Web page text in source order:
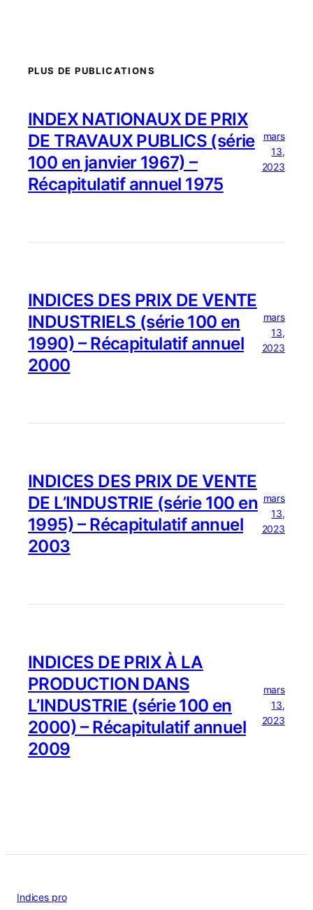
PLUS DE PUBLICATIONS
INDEX NATIONAUX DE PRIX
DE TRAVAUX PUBLICS (série
100 en janvier 1967) –
Récapitulatif annuel 1975
mars
13,
2023
INDICES DES PRIX DE VENTE
INDUSTRIELS (série 100 en
1990) – Récapitulatif annuel
2000
mars
13,
2023
INDICES DES PRIX DE VENTE
DE L’INDUSTRIE (série 100 en
1995) – Récapitulatif annuel
2003
mars
13,
2023
INDICES DE PRIX À LA
PRODUCTION DANS
L’INDUSTRIE (série 100 en
2000) – Récapitulatif annuel
2009
mars
13,
2023
Indices pro